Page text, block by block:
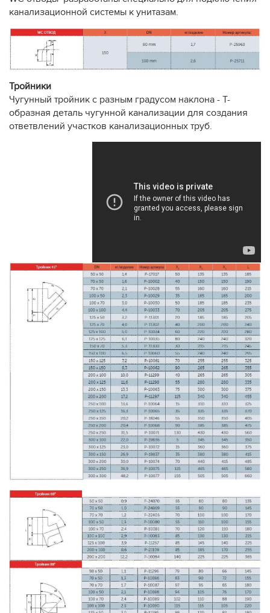
канализационной системы к унитазам.
Тройники
Чугунный тройник с разным градусом наклона - Т-
образная деталь чугунной канализации для создания
ответвлений участков канализационных труб.